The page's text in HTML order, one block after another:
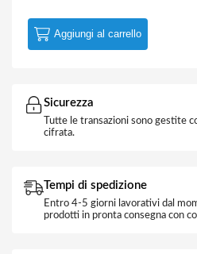
Aggiungi al carrello
Sicurezza
Tutte le transazioni sono gestite
cifrata.
Tempi di spedizione
Entro 4-5 giorni lavorativi dal
prodotti in pronta consegna con